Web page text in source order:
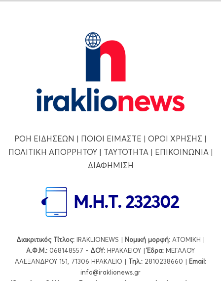
ΡΟΗ ΕΙΔΗΣΕΩΝ | ΠΟΙΟΙ ΕΙΜΑΣΤΕ | ΟΡΟΙ ΧΡΗΣΗΣ |
ΠΟΛΙΤΙΚΗ ΑΠΟΡΡΗΤΟΥ| ΤΑΥΤΟΤΗΤΑ| ΕΠΙΚΟΙΝΩΝΙΑ|
ΔΙΑΦΗΜΙΣΗ
Διακριτικός Τίτλος: IRAKLIONEWS | Νομική μορφή: ΑΤΟΜΙΚΗ |
Α.Φ.Μ.: 068148557 - ΔΟΥ: ΗΡΑΚΛΕΙΟΥ |Έδρα: ΜΕΓΑΛΟΥ
ΑΛΕΞΑΝΔΡΟΥ 151, 71306 ΗΡΑΚΛΕΙΟ | Τηλ.: 2810238660 | Εmail:
info@iraklionews.gr